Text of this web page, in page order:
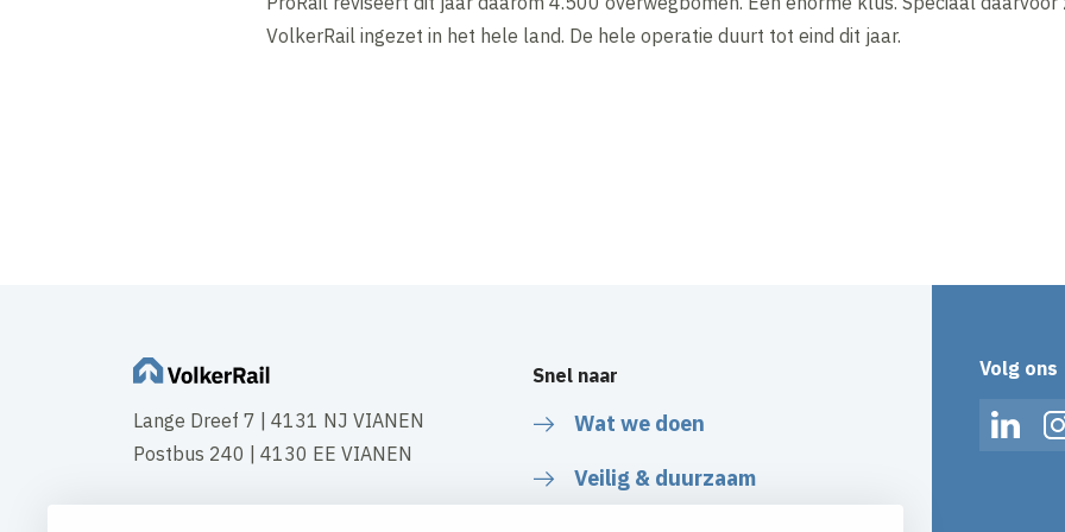
VolkerRail ingezet in het hele land. De hele operatie duurt tot eind dit jaar.
Lange Dreef 7 | 4131 NJ VIANEN
Postbus 240 | 4130 EE VIANEN
Snel naar
Wat we doen
Veilig & duurzaam
Volg ons